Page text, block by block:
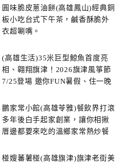
圓味脆皮蔥油餅(高雄鳳山)經典銅
板小吃台式下午茶，鹹香酥脆外
衣超唰嘴。
(高雄生活)35米巨型鯨魚首度亮
相、翱翔旗津！2026旗津風箏節
7/25登場 邀你FUN暑假、住一晚
鵬家常小館(高雄苓雅)餐飲界打滾
多年後白手起家創業，讓你相揪
厝邊都要來吃的溫鄉家常熱炒餐
椪嫂蕃薯椪(高雄旗津)旗津老街美